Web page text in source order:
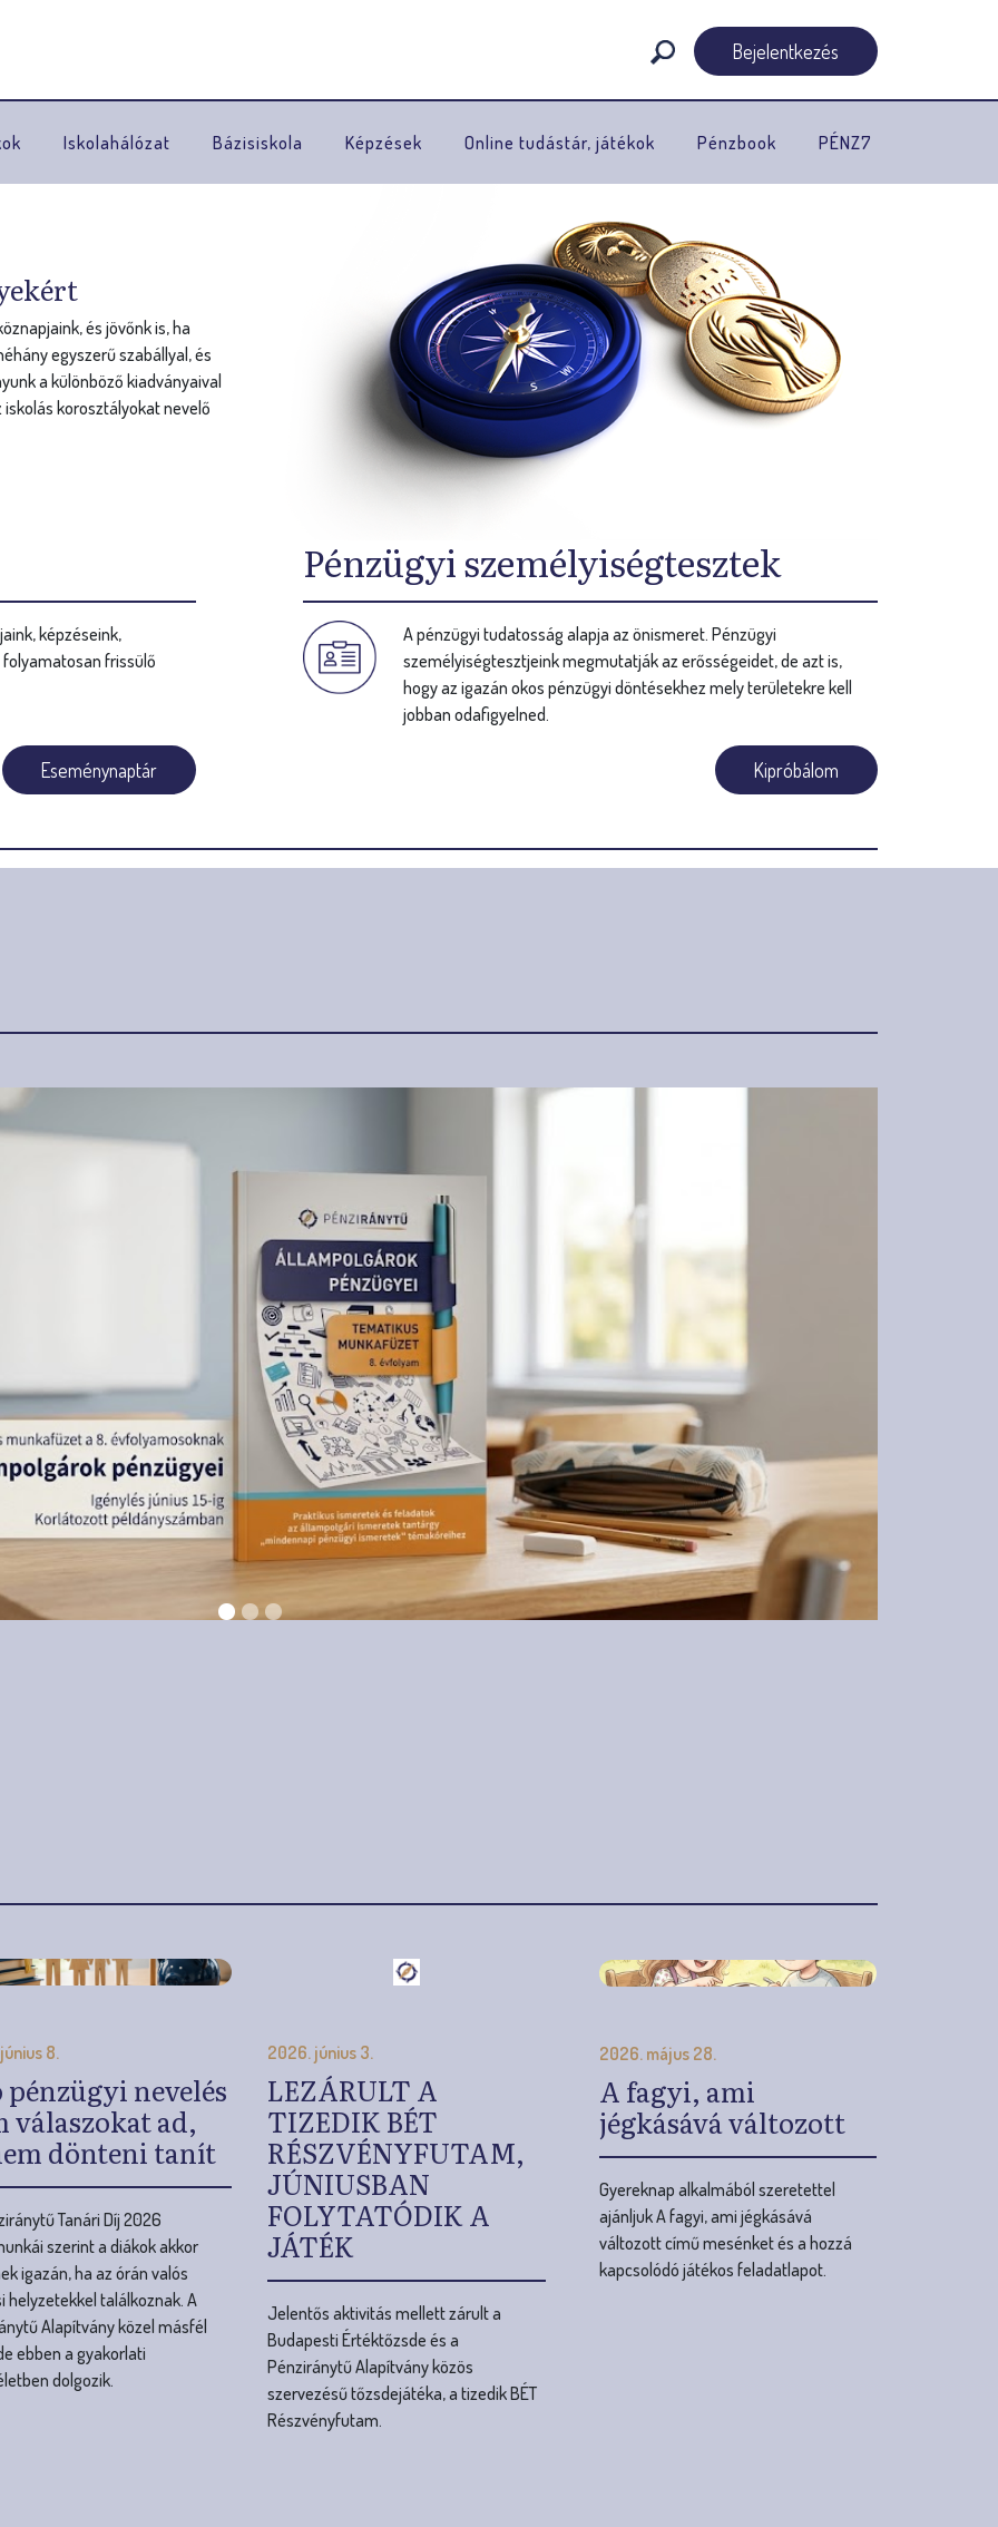
Bejelentkezés
Iskolahálózat Bázisiskola Képzések Online tudástár, játékok Pénzbook PÉNZ7
és jövőnk is, ha
egyszerű szabállyal, és
a különböző kiadványaival
korosztályokat nevelő
képzéseink,
frissülő
Eseménynaptár
Pénzügyi személyiségtesztek
A pénzügyi tudatosság alapja az önismeret. Pénzügyi
személyiségtesztjeink megmutatják az erősségeidet, de azt is,
hogy az igazán okos pénzügyi döntésekhez mely területekre kell
jobban odafigyelned.
Kipróbálom
pénzügyi nevelés
dönteni tanít
Tanári Díj 2026
szerint a diákok akkor
igazán, ha az órán valós
helyzetekkel találkoznak. A
Alapítvány közel másfél
LEZÁRULT A
RÉSZVÉNYFUTAM,
FOLYTATÓDIK A
JÁTÉK
Jelentős aktivitás mellett zárult a
Budapesti Értéktőzsde és a
Pénziránytű Alapítvány közös
szervezésű tőzsdejátéka, a tizedik BÉT
Részvényfutam.
A fagyi, ami
változott című mesénket és a hozzá
kapcsolódó játékos feladatlapot.
Még több hír